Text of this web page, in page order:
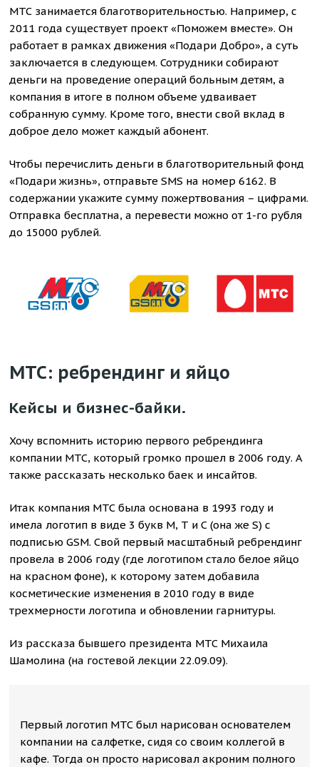
МТС занимается благотворительностью. Например, с
2011 года существует проект «Поможем вместе». Он
работает в рамках движения «Подари Добро», а суть
заключается в следующем. Сотрудники собирают
деньги на проведение операций больным детям, а
компания в итоге в полном объеме удваивает
собранную сумму. Кроме того, внести свой вклад в
доброе дело может каждый абонент.
Чтобы перечислить деньги в благотворительный фонд
«Подари жизнь», отправьте SMS на номер 6162. В
содержании укажите сумму пожертвования – цифрами.
Отправка бесплатна, а перевести можно от 1-го рубля
до 15000 рублей.
МТС: ребрендинг и яйцо
Кейсы и бизнес-байки.
Хочу вспомнить историю первого ребрендинга
компании МТС, который громко прошел в 2006 году. А
также рассказать несколько баек и инсайтов.
Итак компания МТС была основана в 1993 году и
имела логотип в виде 3 букв М, Т и С (она же S) с
подписью GSM. Свой первый масштабный ребрендинг
провела в 2006 году (где логотипом стало белое яйцо
на красном фоне), к которому затем добавила
косметические изменения в 2010 году в виде
трехмерности логотипа и обновлении гарнитуры.
Из рассказа бывшего президента МТС Михаила
Шамолина (на гостевой лекции 22.09.09).
Первый логотип МТС был нарисован основателем
компании на салфетке, сидя со своим коллегой в
кафе. Тогда он просто нарисовал акроним полного